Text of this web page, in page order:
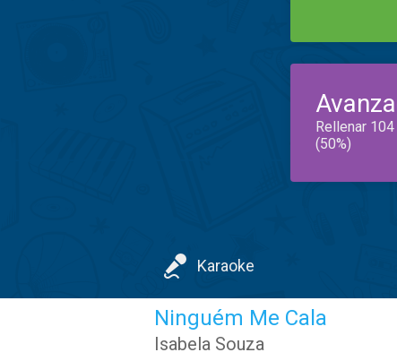
Rellenar
(50%)
Karaoke
Ninguém Me Cala
Isabela Souza